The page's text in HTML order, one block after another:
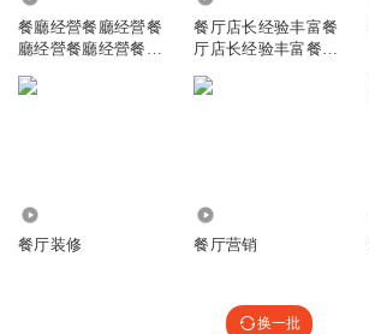
餐廳经營餐廳经營餐
廳经營餐廳经營餐廳
餐厅店长经验丰富餐
厅店长经验丰富餐厅
餐厅装修 餐厅营销
换一批